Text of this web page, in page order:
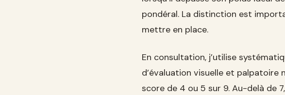
pondéral. La distinction est
mettre en place.
En consultation, j’utilise
d’évaluation visuelle et palpatoire
score de 4 ou 5 sur 9. Au-delà de